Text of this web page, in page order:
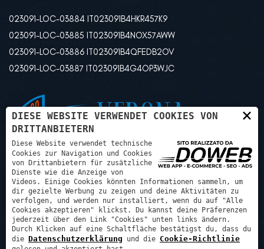
023091-LOC-03884 IT023091B4HKR457K9
023091-LOC-03885 IT023091B4NOX57AWW
023091-LOC-03886 IT023091B4QFEDB2OV
023091-LOC-03887 IT023091B4G4OP3WJC
Psg progetti sviluppo gestioni srl - P.IVA: 03507240129 REA:
×
DIESE WEBSITE VERWENDET COOKIES VON
DRITTANBIETERN
Diese Website verwendet technische
Cookies zur Navigation und Cookies
von Drittanbietern für zusätzliche
Dienste wie die Anzeige von
Videos. Einige Cookies könnten Informationen sammeln, um
dir gezielte Werbung zu zeigen und deine Aktivitäten zu
verfolgen, und werden nur installiert, wenn du auf "Alle
Cookies akzeptieren" klickst. Du kannst deine Präferenzen
jederzeit über den Link "Cookies" unten links ändern.
Durch Klicken auf eine Schaltfläche bestätigst du, dass du
die Datenschutzerklärung und die Cookie-Richtlinie